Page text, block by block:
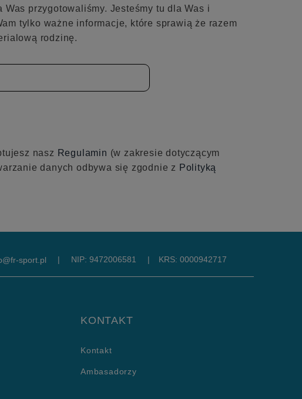
Was przygotowaliśmy. Jesteśmy tu dla Was i
tylko ważne informacje, które sprawią że razem
rodzinę.
nasz Regulamin (w zakresie dotyczącym
danych odbywa się zgodnie z Polityką
sport.pl | NIP: 9472006581 | KRS: 0000942717
KONTAKT
Kontakt
Ambasadorzy